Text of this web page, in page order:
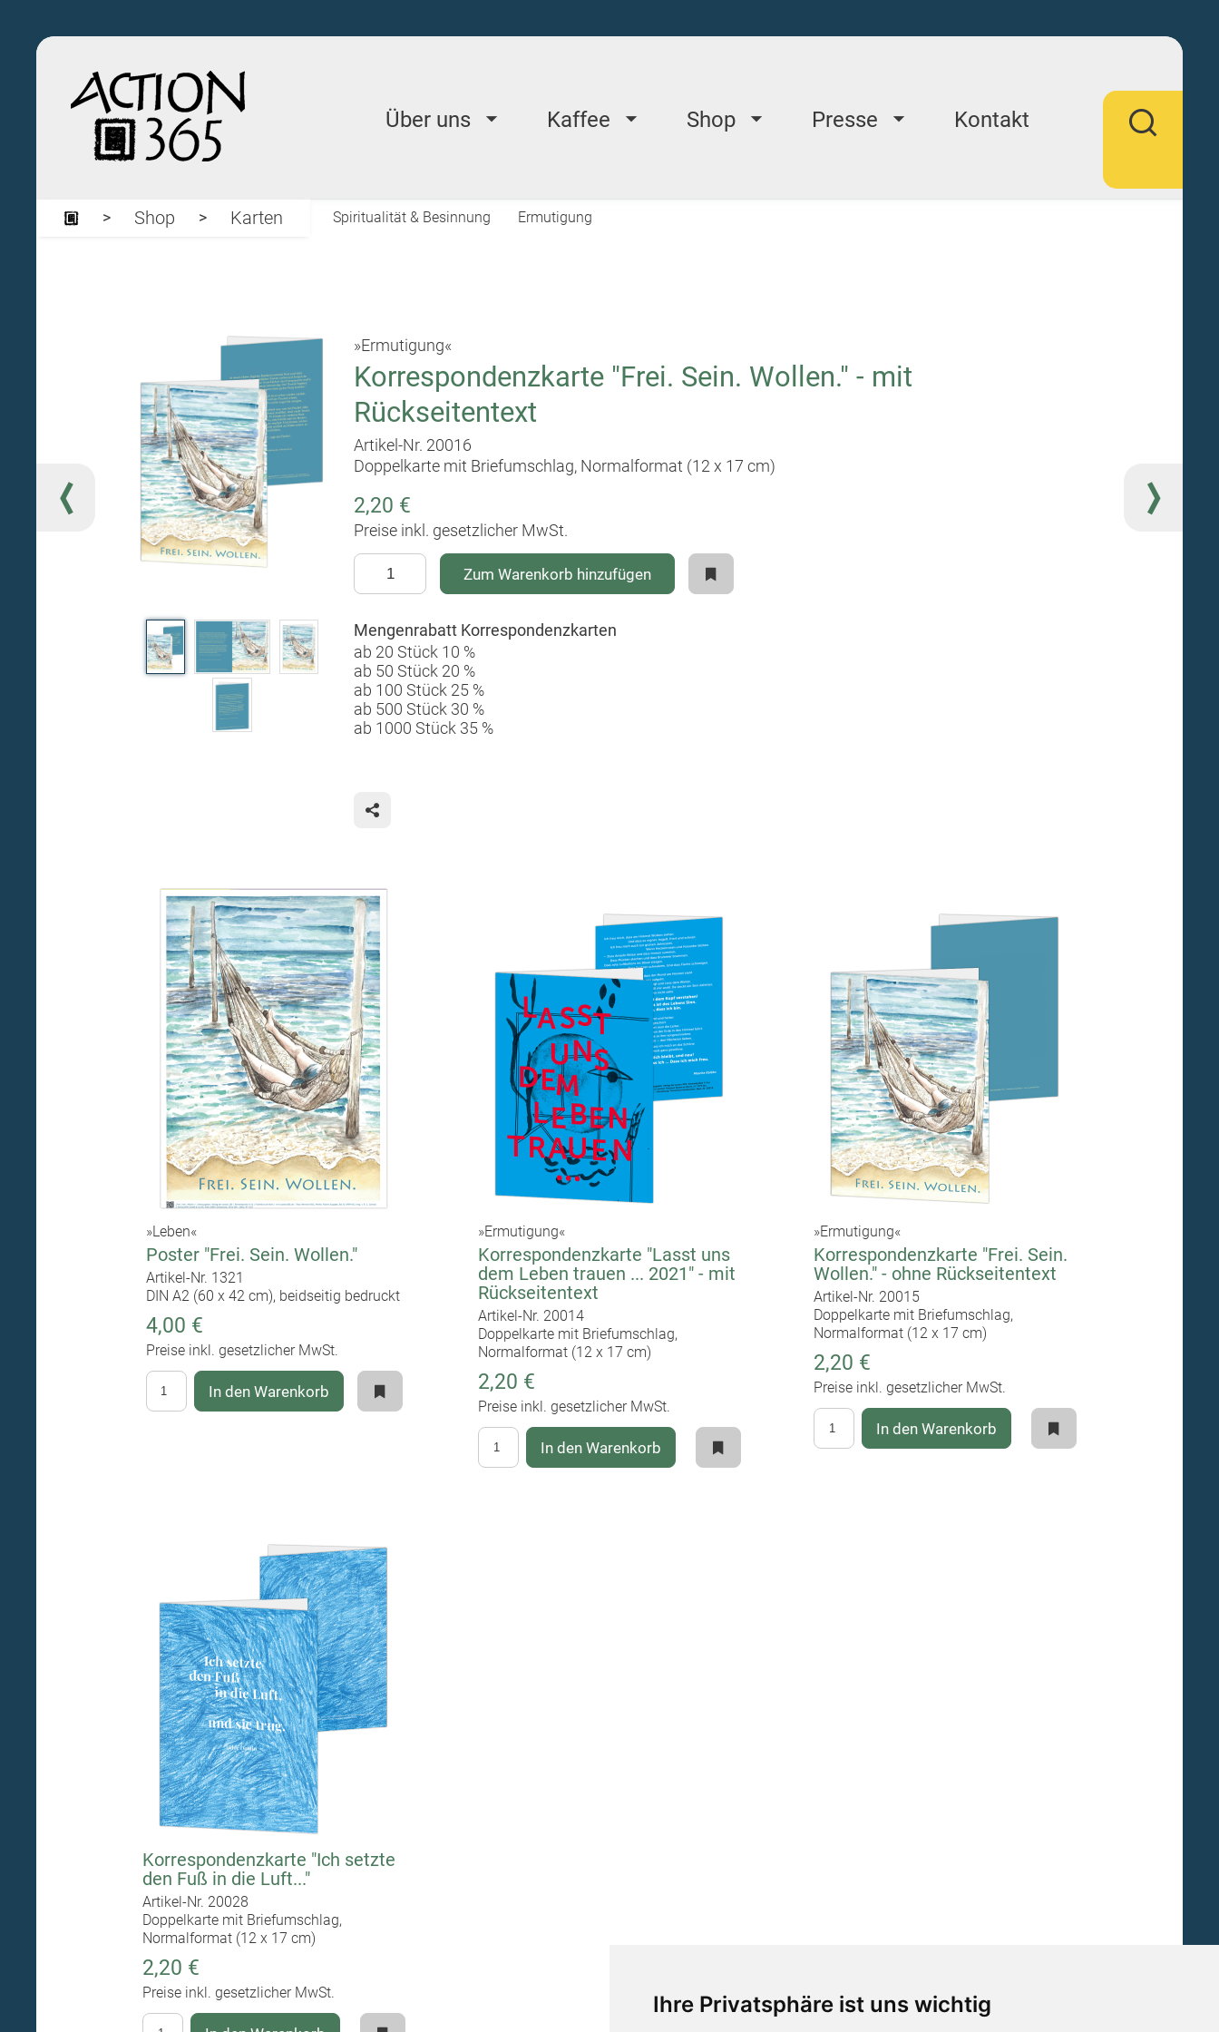
Ihre Privatsphäre ist uns wichtig
Über uns Kaffee Shop Presse Kontakt
Shop Karten Spiritualität & Besinnung Ermutigung
»Ermutigung«
Korrespondenzkarte "Frei. Sein. Wollen." - mit
Rückseitentext
Artikel-Nr. 20016
Doppelkarte mit Briefumschlag, Normalformat (12 x 17 cm)
2,20 €
Preise inkl. gesetzlicher MwSt.
Zum Warenkorb hinzufügen
Mengenrabatt Korrespondenzkarten
ab 20 Stück 10 %
ab 50 Stück 20 %
ab 100 Stück 25 %
ab 500 Stück 30 %
ab 1000 Stück 35 %
»Leben«
Poster "Frei. Sein. Wollen."
Artikel-Nr. 1321
DIN A2 (60 x 42 cm), beidseitig bedruckt
4,00 €
Preise inkl. gesetzlicher MwSt.
In den Warenkorb
»Ermutigung«
Korrespondenzkarte "Lasst uns
dem Leben trauen ... 2021" - mit
Rückseitentext
Artikel-Nr. 20014
Doppelkarte mit Briefumschlag,
Normalformat (12 x 17 cm)
2,20 €
Preise inkl. gesetzlicher MwSt.
In den Warenkorb
»Ermutigung«
Korrespondenzkarte "Frei. Sein.
Wollen." - ohne Rückseitentext
Artikel-Nr. 20015
Doppelkarte mit Briefumschlag,
Normalformat (12 x 17 cm)
2,20 €
Preise inkl. gesetzlicher MwSt.
In den Warenkorb
Korrespondenzkarte "Ich setzte
den Fuß in die Luft..."
Artikel-Nr. 20028
Doppelkarte mit Briefumschlag,
Normalformat (12 x 17 cm)
2,20 €
Preise inkl. gesetzlicher MwSt.